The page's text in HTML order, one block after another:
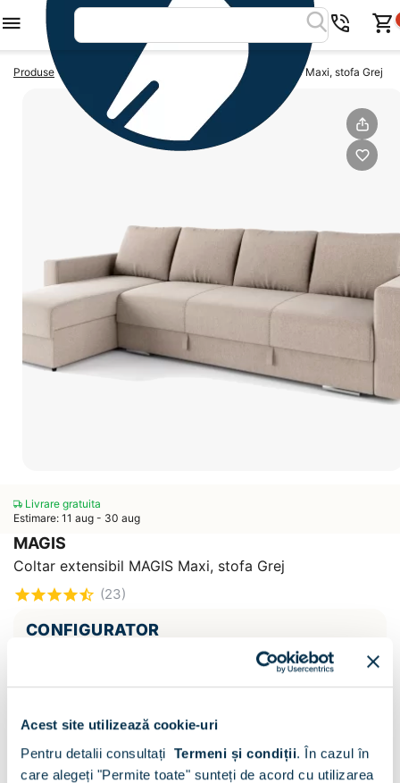
Acest site utilizează cookie-uri
Pentru detalii consultați Termeni și condiții. În cazul în
care alegeți "Permite toate" sunteți de acord cu utilizarea
Produse Coltare extensibile Coltar extensibil MAGIS Maxi, stofa Grej
Livrare gratuita
Estimare: 11 aug - 30 aug
MAGIS
Coltar extensibil MAGIS Maxi, stofa Grej
(23)
CONFIGURATOR